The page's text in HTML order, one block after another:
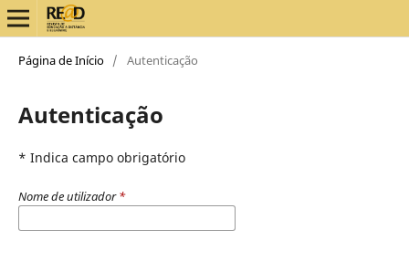
Página de Início / Autenticação
Autenticação
* Indica campo obrigatório
Nome de utilizador*